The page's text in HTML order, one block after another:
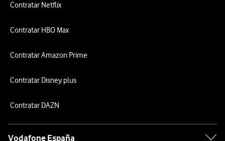
Contratar Netflix
Contratar HBO Max
Contratar Amazon Prime
Contratar Disney plus
Contratar DAZN
Vodafone España